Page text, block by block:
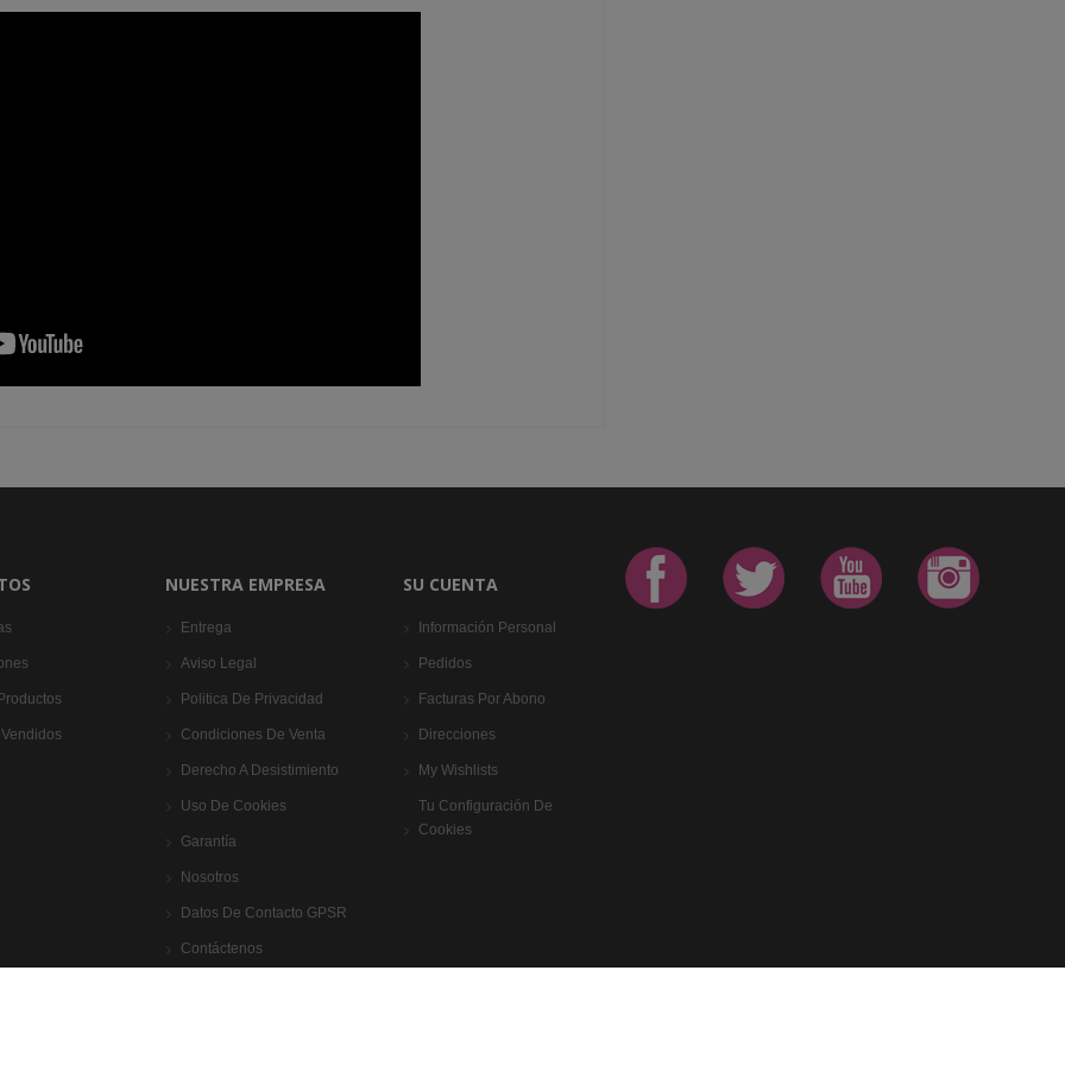
NUESTRA EMPRESA
Entrega
Aviso Legal
Politica De Privacidad
Condiciones De Venta
Derecho A Desistimiento
Uso De Cookies
Garantía
Nosotros
Datos De Contacto GPSR
Contáctenos
SU CUENTA
Información Personal
Pedidos
Facturas Por Abono
Direcciones
My Wishlists
Tu Configuración De
Cookies